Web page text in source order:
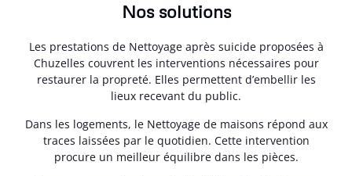
Nos solutions
Les prestations de Nettoyage après suicide proposées à
Chuzelles couvrent les interventions nécessaires pour
restaurer la propreté. Elles permettent d’embellir les
lieux recevant du public.
Dans les logements, le Nettoyage de maisons répond aux
traces laissées par le quotidien. Cette intervention
procure un meilleur équilibre dans les pièces.